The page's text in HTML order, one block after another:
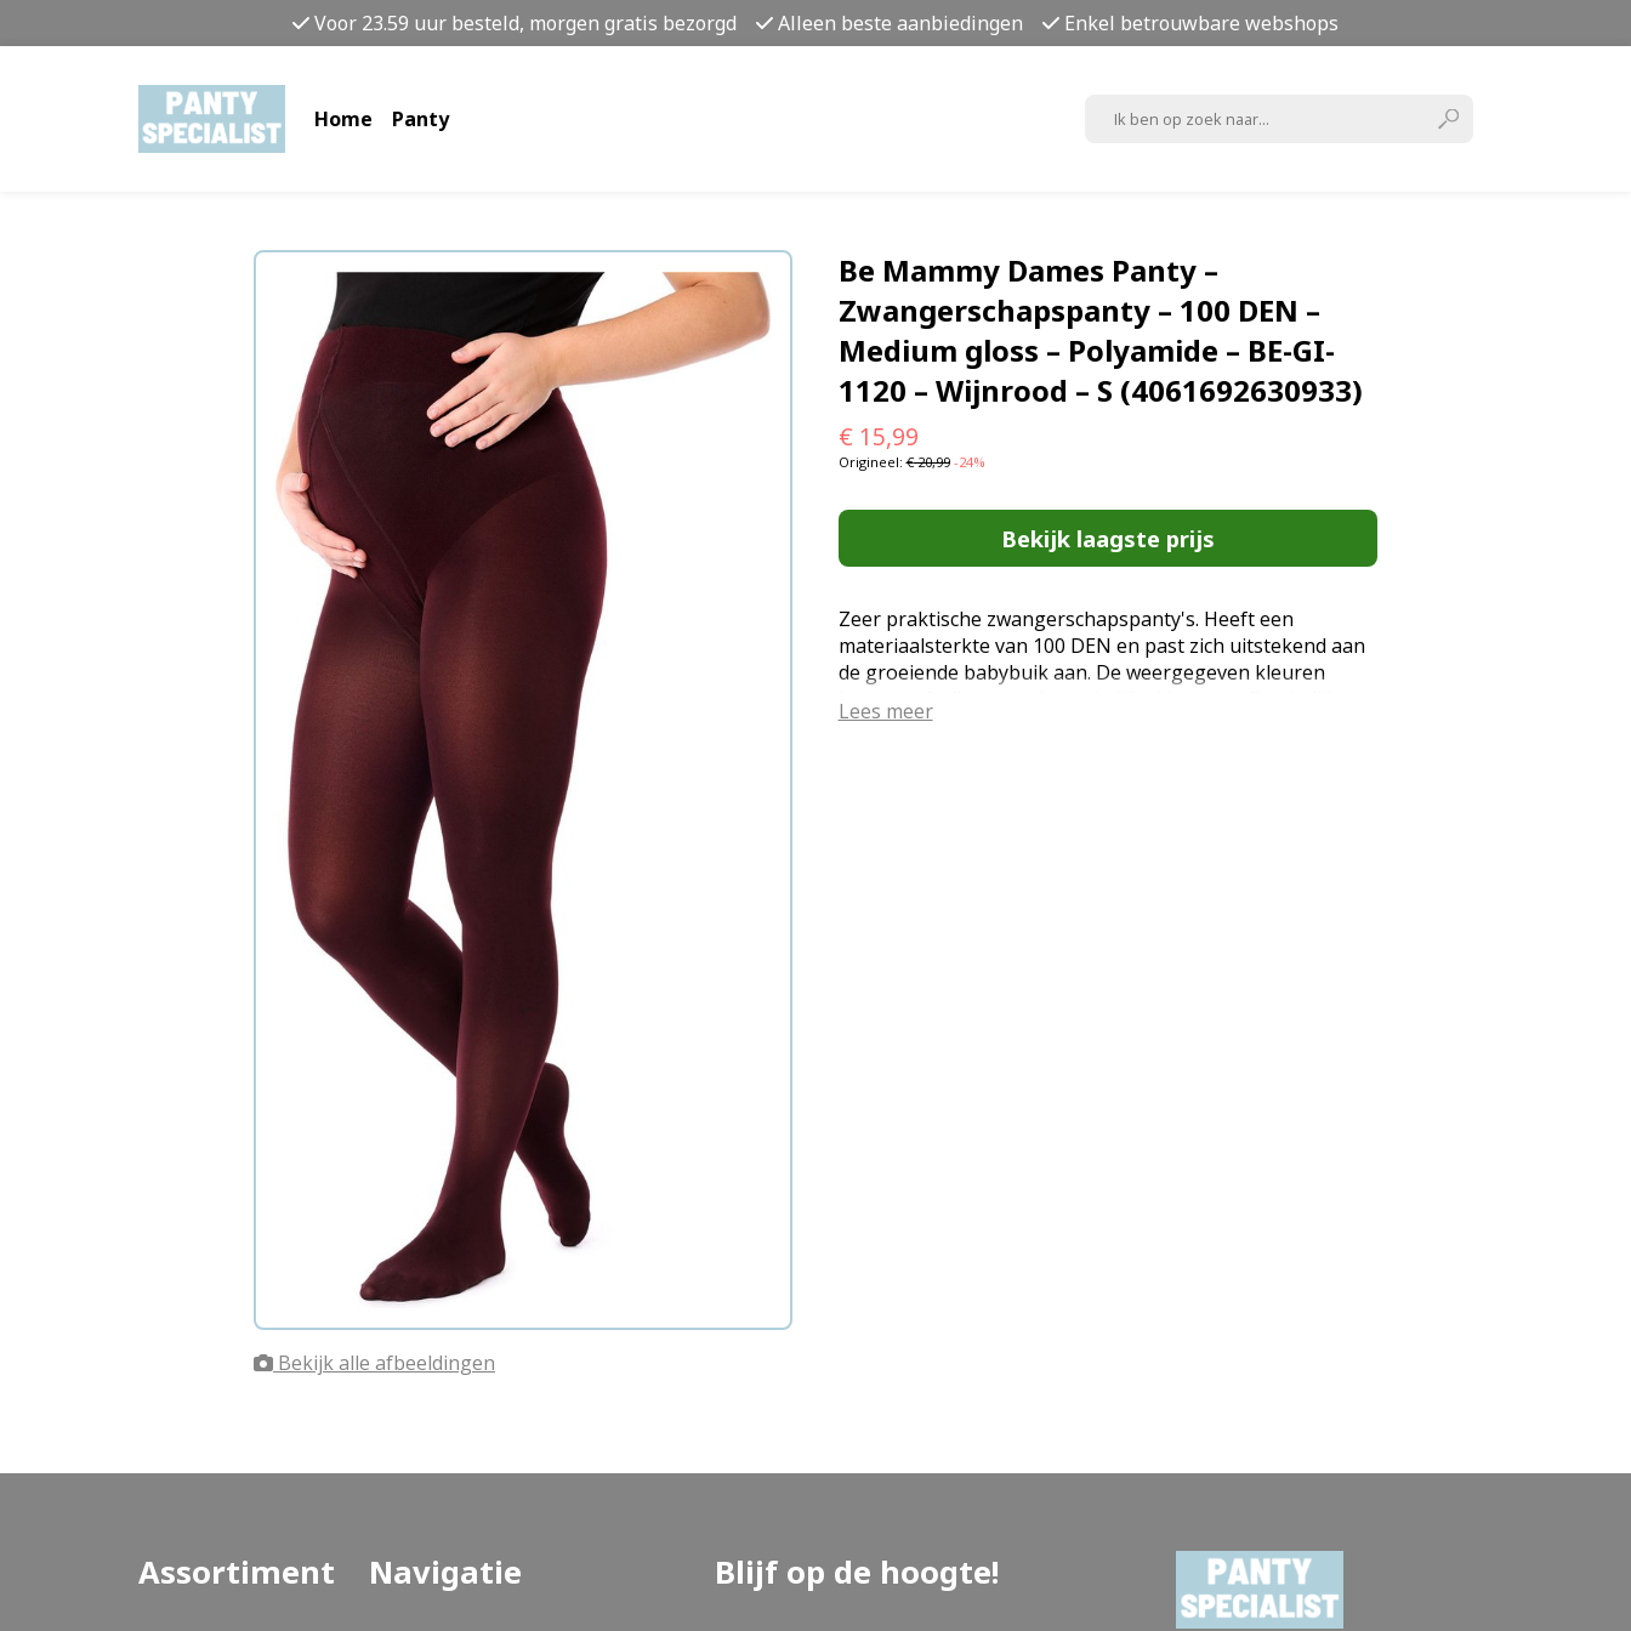
Voor 23.59 uur besteld, morgen gratis bezorgd Alleen beste aanbiedingen Enkel betrouwbare webshops
Home Panty
Bekijk alle afbeeldingen
Be Mammy Dames Panty –
Zwangerschapspanty – 100 DEN –
Medium gloss – Polyamide – BE-GI-
1120 – Wijnrood – S (4061692630933)
€ 15,99
Origineel:€20,99 -24%
Bekijk laagste prijs
Zeer praktische zwangerschapspanty's. Heeft een
materiaalsterkte van 100 DEN en past zich uitstekend aan
de groeiende babybuik aan. De weergegeven kleuren
kunnen afwijken van de werkelijke kleuren, afhankelijk van
de parameters van uw scherm. Zwangerschapspanty; 100
Lees meer
Assortiment Navigatie Blijf op de hoogte!